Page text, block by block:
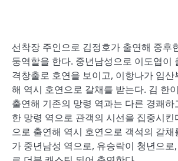
선착장 주인으로 김정호가 출연해 중후
둥역할을 한다. 중년남성으로 이도엽이
격창출로 호연을 보이고, 이항나가 임산
해 역시 호연으로 갈채를 받는다. 김 한
출연해 기존의 망령 역과는 다른 경쾌하
한 망령 역으로 관객의 시선을 집중시킨
으로 출연해 역시 호연으로 객석의 갈채
가 중년남성 역으로, 유승락이 청년으로